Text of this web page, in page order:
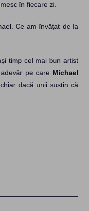
în fiecare zi.
Ce am învățat de la
timp cel mai bun artist
pe care Michael
dacă unii susțin că